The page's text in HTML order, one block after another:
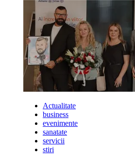
multe
despre
Patru
categorii
de
servicii
sociale
pentru
sprijinirea
și
reintegrarea
persoanelor
traficate
și
a
categoriilor
vulnerabile,
în
Actualitate
business
evenimente
sanatate
servicii
stiri